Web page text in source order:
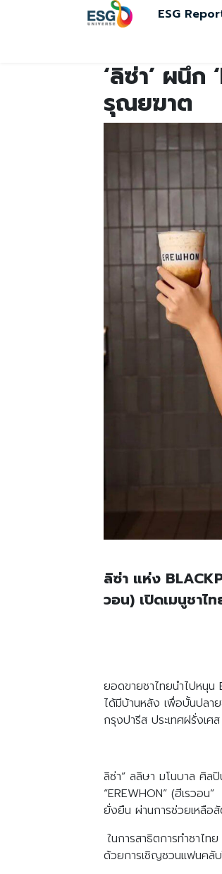
ESG
‘ลิซ่า’ ผนึก
รุณยฆาต
ลิซ่า แห่ง
วอน) เปิดเมนูชาไ
ยอดขายชาไทยนำไปหนุ
ได้มีบ้านหลัง เพื่อบั้นปลา
กรุงปารีส ประเทศฝรั่งเ
ลิซ่า” ลลิษา มโนบาล ศิลปิ
“EREWHON” (ฮีเรวอ
ยั่งยืน ผ่านการช่วยเหลือสั
ในการสาธิตการทำชาไ
ด้วยการเชิญชวนแฟนคลั